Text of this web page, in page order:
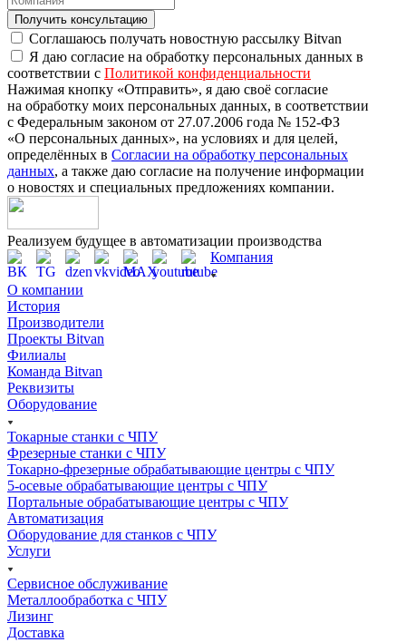
Получить консультацию
Соглашаюсь получать новостную рассылку Bitvan
Я даю согласие на обработку персональных данных в
соответствии с Политикой конфиденциальности
Нажимая кнопку «Отправить», я даю своё согласие
на обработку моих персональных данных, в соответствии
с Федеральным законом от 27.07.2006 года № 152-ФЗ
«О персональных данных», на условиях и для целей,
определённых в Согласии на обработку персональных
данных, а также даю согласие на получение информации
о новостях и специальных предложениях компании.
Реализуем будущее в автоматизации производства
Компания
О компании
История
Производители
Проекты Bitvan
Филиалы
Команда Bitvan
Реквизиты
Оборудование
Токарные станки с ЧПУ
Фрезерные станки с ЧПУ
Токарно-фрезерные обрабатывающие центры с ЧПУ
5-осевые обрабатывающие центры с ЧПУ
Портальные обрабатывающие центры с ЧПУ
Автоматизация
Оборудование для станков с ЧПУ
Услуги
Сервисное обслуживание
Металлообработка с ЧПУ
Лизинг
Доставка